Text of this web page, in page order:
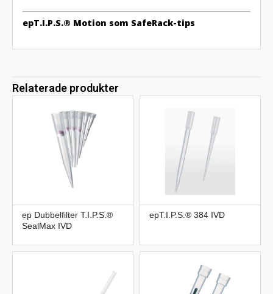
epT.I.P.S.® Motion som SafeRack-tips
Relaterade produkter
ep Dubbelfilter T.I.P.S.®
SealMax IVD
epT.I.P.S.® 384 IVD